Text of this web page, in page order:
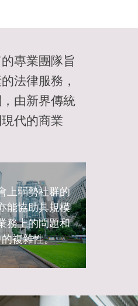
專業團隊旨
法律服務，
由新界傳統
代的商業
上弱勢社群的
能協助具規模
務上的問題和
複雜性。